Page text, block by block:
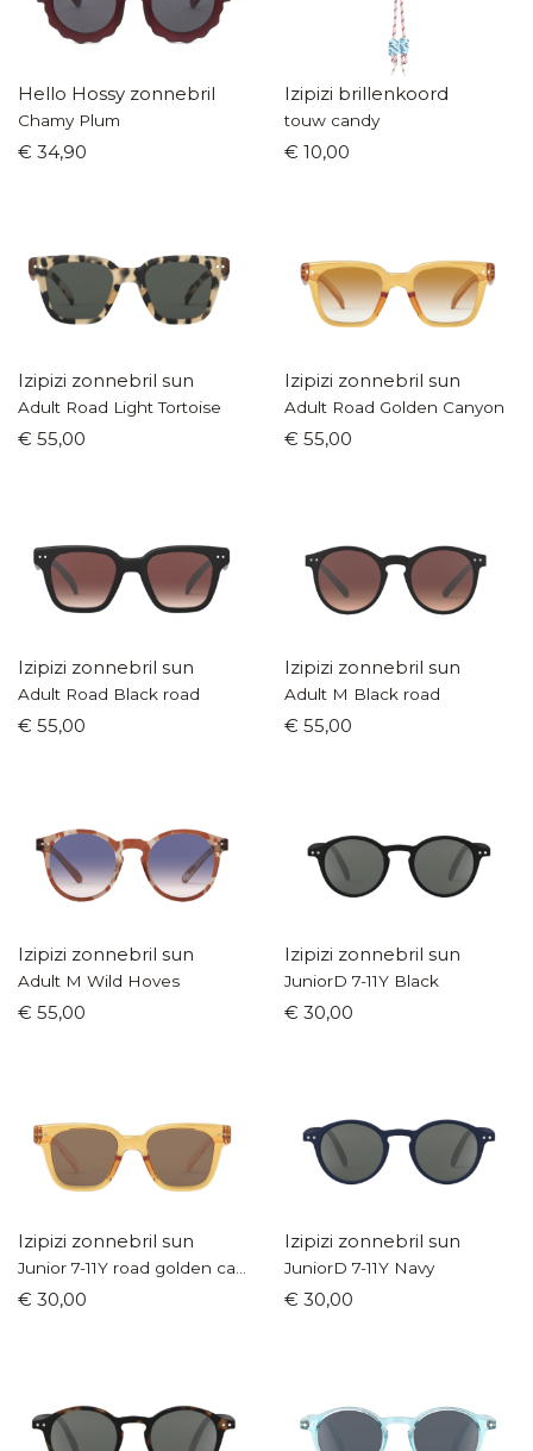
Hello Hossy zonnebril
Chamy Plum
€ 34,90
Izipizi brillenkoord
touw candy
€ 10,00
Izipizi zonnebril sun
Adult Road Light Tortoise
€ 55,00
Izipizi zonnebril sun
Adult Road Golden Canyon
€ 55,00
Izipizi zonnebril sun
Adult Road Black road
€ 55,00
Izipizi zonnebril sun
Adult M Black road
€ 55,00
Izipizi zonnebril sun
Adult M Wild Hoves
€ 55,00
Izipizi zonnebril sun
JuniorD 7-11Y Black
€ 30,00
Izipizi zonnebril sun
Junior 7-11Y road golden canyon
€ 30,00
Izipizi zonnebril sun
JuniorD 7-11Y Navy
€ 30,00